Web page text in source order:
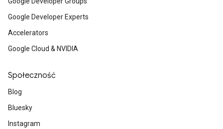
Google Developer Experts
Accelerators
Google Cloud & NVIDIA
Społeczność
Blog
Bluesky
Instagram